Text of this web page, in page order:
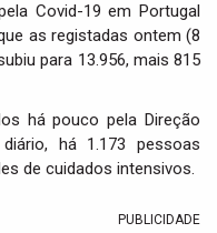
g
a
t
o
n
Covid-19 em Portugal
as registadas ontem (8
para 13.956, mais 815
há pouco pela Direção
há 1.173 pessoas
de cuidados intensivos.
PUBLICIDADE